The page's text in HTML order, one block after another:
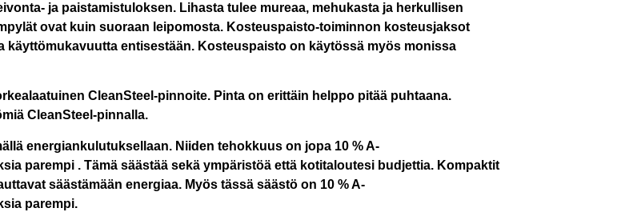
ja paistamistuloksen. Lihasta tulee mureaa, mehukasta ja herkullisen
ovat kuin suoraan leipomosta. Kosteuspaisto-toiminnon kosteusjaksot
käyttömukavuutta entisestään. Kosteuspaisto on käytössä myös monissa
CleanSteel-pinnoite. Pinta on erittäin helppo pitää puhtaana.
CleanSteel-pinnalla.
energiankulutuksellaan. Niiden tehokkuus on jopa 10 % A-
parempi . Tämä säästää sekä ympäristöä että kotitaloutesi budjettia. Kompaktit
säästämään energiaa. Myös tässä säästö on 10 % A-
parempi.